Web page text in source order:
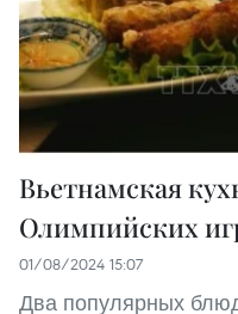
Вьетнамская
Олимпийских
01/08/2024 15:07
Два популярных